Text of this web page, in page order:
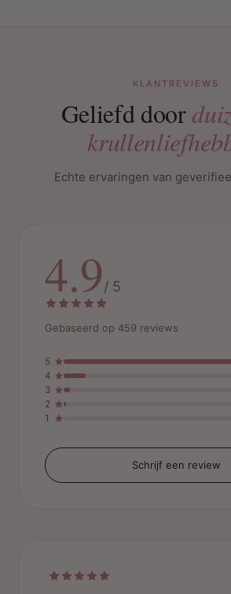
KLANTREVIEWS
Geliefd door
Echte ervaringen van
4.9/ 5
Gebaseerd op 459 reviews
5
4
3
2
1
Schrijf een review